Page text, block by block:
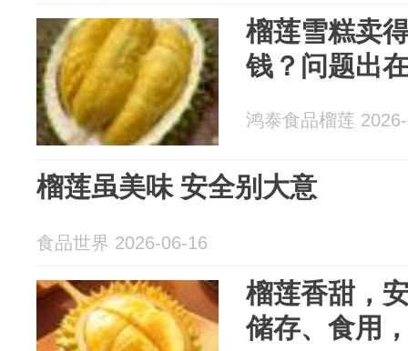
榴莲雪糕卖
钱？问题出
鸿泰食品榴莲
榴莲虽美味 安全别大意
食品世界 2026-06-16
榴莲香甜，
储存、食用